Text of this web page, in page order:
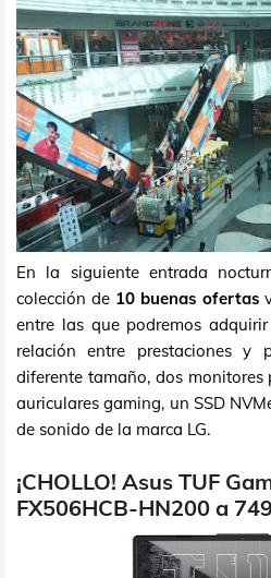
En la siguiente entrada
colección de 10 buenas ofertas
entre las que podremos
relación entre prestaciones y
diferente tamaño, dos
auriculares gaming, un SSD
de sonido de la marca LG.
¡CHOLLO! Asus TUF
FX506HCB-HN200 a